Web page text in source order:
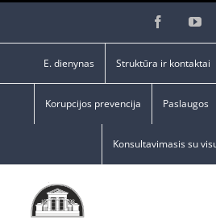
Facebook
E. dienynas Struktūra ir kontaktai
Korupcijos prevencija Paslaugos
Konsultavimasis su